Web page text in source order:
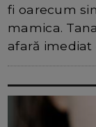
fi oarecum
mamica.
afară imediat